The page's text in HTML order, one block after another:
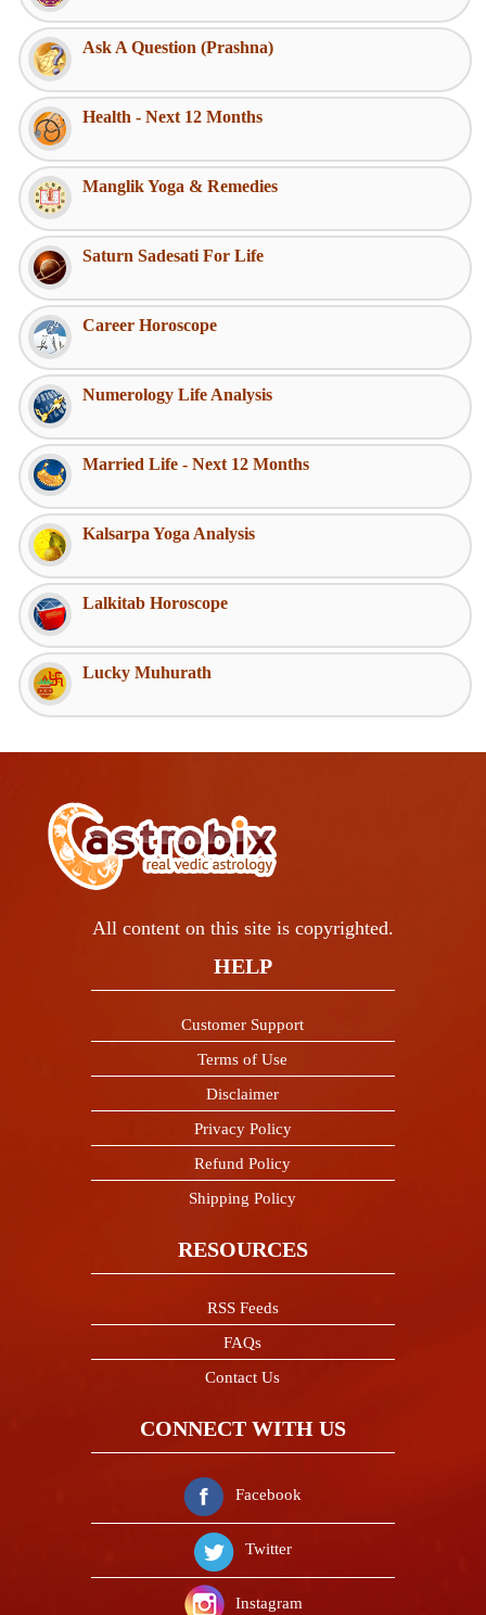
Ask A Question (Prashna)
Health - Next 12 Months
Manglik Yoga & Remedies
Saturn Sadesati For Life
Career Horoscope
Numerology Life Analysis
Married Life - Next 12 Months
Kalsarpa Yoga Analysis
Lalkitab Horoscope
Lucky Muhurath
All content on this site is copyrighted.
HELP
Customer Support
Terms of Use
Disclaimer
Privacy Policy
Refund Policy
Shipping Policy
RESOURCES
RSS Feeds
FAQs
Contact Us
CONNECT WITH US
Facebook
Twitter
Instagram